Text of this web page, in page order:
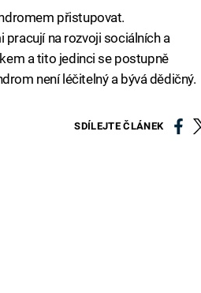
přistupovat.
pracují na rozvoji sociálních a
a tito jedinci se postupně
není léčitelný a bývá dědičný.
SDÍLEJTE ČLÁNEK